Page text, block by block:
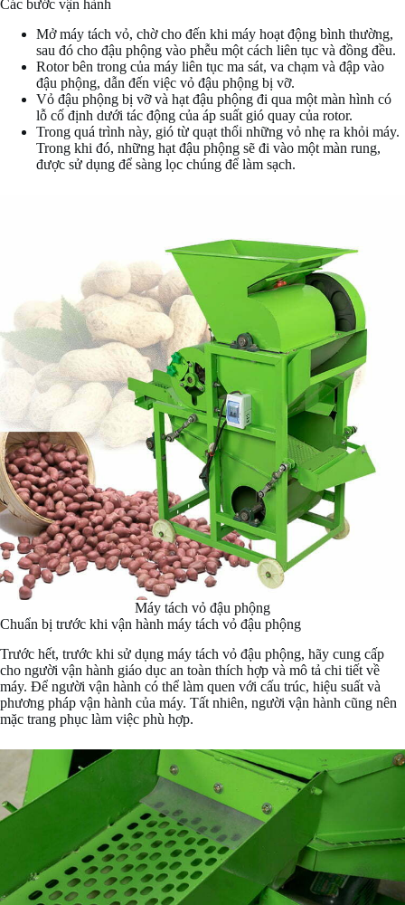
Các bước vận hành
Mở máy tách vỏ, chờ cho đến khi máy hoạt động bình thường,
sau đó cho đậu phộng vào phễu một cách liên tục và đồng đều.
Rotor bên trong của máy liên tục ma sát, va chạm và đập vào
đậu phộng, dẫn đến việc vỏ đậu phộng bị vỡ.
Vỏ đậu phộng bị vỡ và hạt đậu phộng đi qua một màn hình có
lỗ cố định dưới tác động của áp suất gió quay của rotor.
Trong quá trình này, gió từ quạt thổi những vỏ nhẹ ra khỏi máy.
Trong khi đó, những hạt đậu phộng sẽ đi vào một màn rung,
được sử dụng để sàng lọc chúng để làm sạch.
Máy tách vỏ đậu phộng
Chuẩn bị trước khi vận hành máy tách vỏ đậu phộng
Trước hết, trước khi sử dụng máy tách vỏ đậu phộng, hãy cung cấp
cho người vận hành giáo dục an toàn thích hợp và mô tả chi tiết về
máy. Để người vận hành có thể làm quen với cấu trúc, hiệu suất và
phương pháp vận hành của máy. Tất nhiên, người vận hành cũng nên
mặc trang phục làm việc phù hợp.